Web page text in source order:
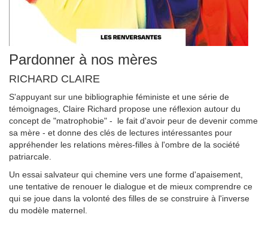
Pardonner à nos mères
RICHARD CLAIRE
S'appuyant sur une bibliographie féministe et une série de
témoignages, Claire Richard propose une réflexion autour du
concept de "matrophobie" - le fait d'avoir peur de devenir comme
sa mère - et donne des clés de lectures intéressantes pour
appréhender les relations mères-filles à l'ombre de la société
patriarcale.
Un essai salvateur qui chemine vers une forme d'apaisement,
une tentative de renouer le dialogue et de mieux comprendre ce
qui se joue dans la volonté des filles de se construire à l'inverse
du modèle maternel.